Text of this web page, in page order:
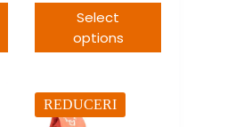
Select
options
REDUCERI